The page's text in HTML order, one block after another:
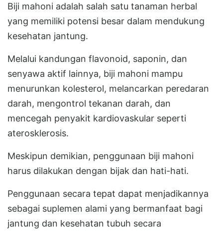
Biji mahoni adalah salah satu tanaman herbal
yang memiliki potensi besar dalam mendukung
kesehatan jantung.
Melalui kandungan flavonoid, saponin, dan
senyawa aktif lainnya, biji mahoni mampu
menurunkan kolesterol, melancarkan peredaran
darah, mengontrol tekanan darah, dan
mencegah penyakit kardiovaskular seperti
aterosklerosis.
Meskipun demikian, penggunaan biji mahoni
harus dilakukan dengan bijak dan hati-hati.
Penggunaan secara tepat dapat menjadikannya
sebagai suplemen alami yang bermanfaat bagi
jantung dan kesehatan tubuh secara